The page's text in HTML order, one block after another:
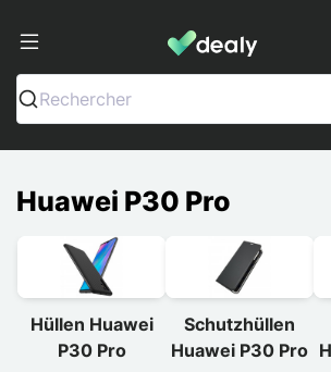
Dealy - Hüllen und
Rechercher
Huawei P30 Pro
Hüllen Huawei
P30 Pro
Schutzhüllen
Huawei P30 Pro